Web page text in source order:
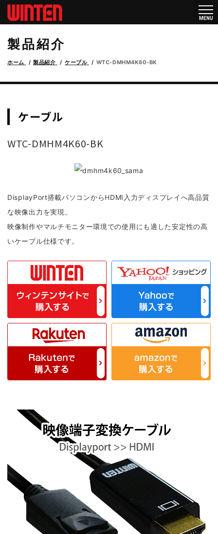
製品紹介
ホーム 製品紹介 ケーブル WTC-DMHM4K60-BK
ケーブル
WTC-DMHM4K60-BK
DisplayPort搭載パソコンからHDMI入力ディスプレイへ高品質
な映像出力を実現。
映像制作やマルチモニター環境での使用にも適した安定性の高
いケーブル仕様です。
メニ
MENU